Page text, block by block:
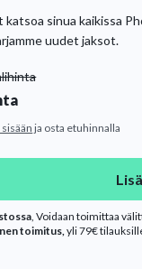
katsoa sinua kaikissa
uudet jaksot.
ja osta etuhinnalla
, Voidaan toimittaa
toimitus, yli 79€